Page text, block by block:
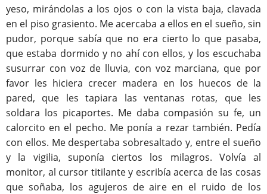
yeso, mirándolas a los ojos o con la vista baja, clavada
en el piso grasiento. Me acercaba a ellos en el sueño, sin
pudor, porque sabía que no era cierto lo que pasaba,
que estaba dormido y no ahí con ellos, y los escuchaba
susurrar con voz de lluvia, con voz marciana, que por
favor les hiciera crecer madera en los huecos de la
pared, que les tapiara las ventanas rotas, que les
soldara los picaportes. Me daba compasión su fe, un
calorcito en el pecho. Me ponía a rezar también. Pedía
con ellos. Me despertaba sobresaltado y, entre el sueño
y la vigilia, suponía ciertos los milagros. Volvía al
monitor, al cursor titilante y escribía acerca de las cosas
que soñaba, los agujeros de aire en el ruido de los